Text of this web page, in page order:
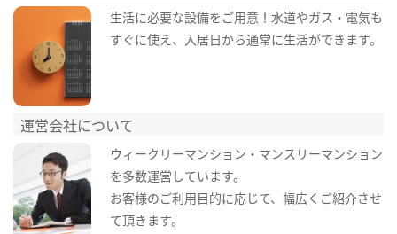
生活に必要な設備をご用意！水道やガス・電気も
すぐに使え、入居日から通常に生活ができます。
運営会社について
ウィークリーマンション・マンスリーマンション
を多数運営しています。
お客様のご利用目的に応じて、幅広くご紹介させ
て頂きます。